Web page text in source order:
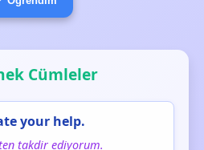
Cümleler
your help.
takdir ediyorum.